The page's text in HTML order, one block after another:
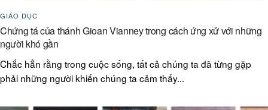
GIÁO DỤC
Chứng tá của thánh Gioan Vianney trong cách ứng xử với những
người khó gần
Chắc hẳn rằng trong cuộc sống, tất cả chúng ta đã từng gặp
phải những người khiến chúng ta cảm thấy...